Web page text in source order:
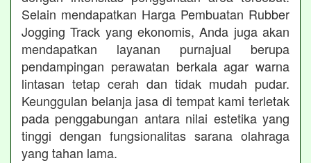
Selain mendapatkan Harga Pembuatan Rubber
Jogging Track yang ekonomis, Anda juga akan
mendapatkan layanan purnajual berupa
pendampingan perawatan berkala agar warna
lintasan tetap cerah dan tidak mudah pudar.
Keunggulan belanja jasa di tempat kami terletak
pada penggabungan antara nilai estetika yang
tinggi dengan fungsionalitas sarana olahraga
yang tahan lama.